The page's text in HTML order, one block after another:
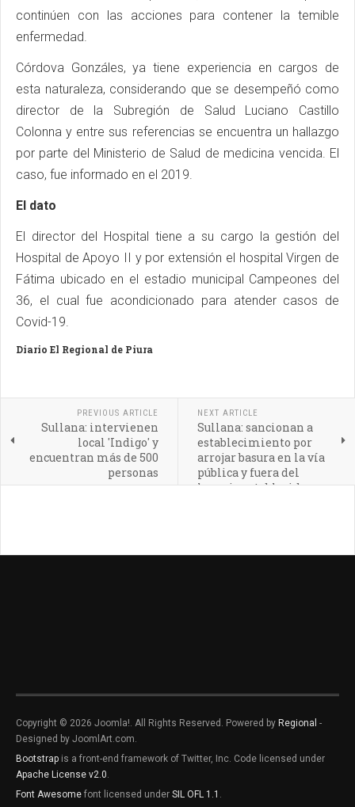
continúen con las acciones para contener la temible
enfermedad.
Córdova Gonzáles, ya tiene experiencia en cargos de
esta naturaleza, considerando que se desempeñó como
director de la Subregión de Salud Luciano Castillo
Colonna y entre sus referencias se encuentra un hallazgo
por parte del Ministerio de Salud de medicina vencida. El
caso, fue informado en el 2019.
El dato
El director del Hospital tiene a su cargo la gestión del
Hospital de Apoyo II y por extensión el hospital Virgen de
Fátima ubicado en el estadio municipal Campeones del
36, el cual fue acondicionado para atender casos de
Covid-19.
Diario El Regional de Piura
PREVIOUS ARTICLE
Sullana: intervienen
local 'Indigo' y
encuentran más de 500
personas
NEXT ARTICLE
Sullana: sancionan a
establecimiento por
arrojar basura en la vía
pública y fuera del
horario establecido
Copyright © 2026 Joomla!. All Rights Reserved. Powered by Regional -
Designed by JoomlArt.com.
Bootstrap is a front-end framework of Twitter, Inc. Code licensed under
Apache License v2.0.
Font Awesome font licensed under SIL OFL 1.1 .